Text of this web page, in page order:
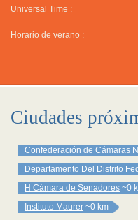
Universal Time :
Horario de verano :
Ciudades
Confederación de Cámaras
Departamento Del Distrito
H Cámara de Senadores ~0
Instituto Maurer ~0 km